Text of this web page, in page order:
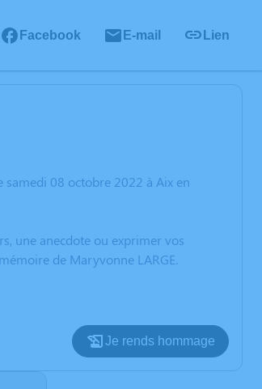
Facebook E-mail Lien
samedi 08 octobre 2022 à Aix en
une anecdote ou exprimer vos
de Maryvonne LARGE.
Je rends hommage